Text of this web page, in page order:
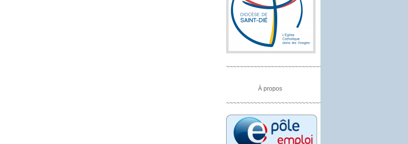
~~~~~~~~~~~~~~~~~~~~~~~~~~~~~~~~
À propos
~~~~~~~~~~~~~~~~~~~~~~~~~~~~